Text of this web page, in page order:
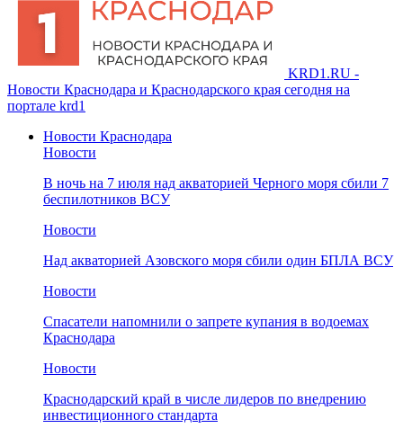
KRD1.RU -
Новости Краснодара и Краснодарского края сегодня на
портале krd1
Новости Краснодара
Новости
В ночь на 7 июля над акваторией Черного моря сбили 7
беспилотников ВСУ
Новости
Над акваторией Азовского моря сбили один БПЛА ВСУ
Новости
Спасатели напомнили о запрете купания в водоемах
Краснодара
Новости
Краснодарский край в числе лидеров по внедрению
инвестиционного стандарта